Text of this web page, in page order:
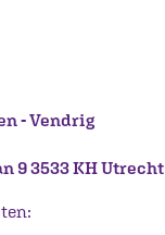
- Vendrig
9 3533 KH Utrecht